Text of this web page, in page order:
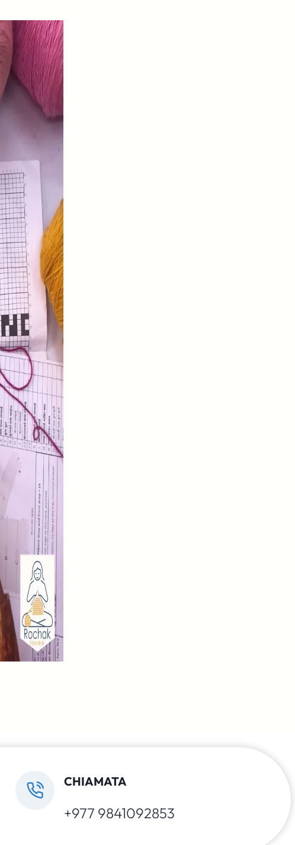
CHIAMATA
+977 9841092853